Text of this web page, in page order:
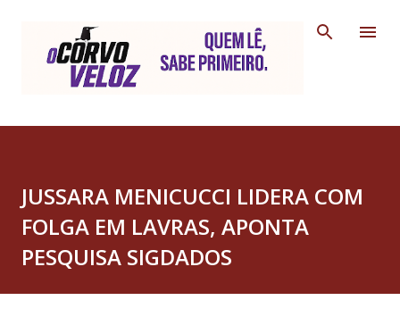
JUSSARA MENICUCCI LIDERA COM
FOLGA EM LAVRAS, APONTA
PESQUISA SIGDADOS